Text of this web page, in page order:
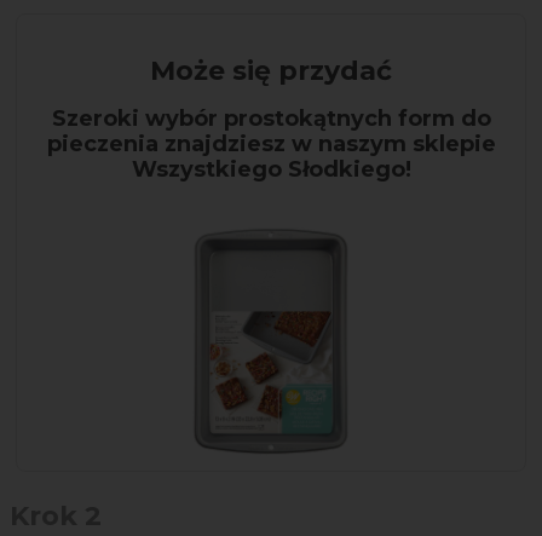
Może się przydać
Szeroki wybór prostokątnych form do
pieczenia znajdziesz w naszym sklepie
Wszystkiego Słodkiego!